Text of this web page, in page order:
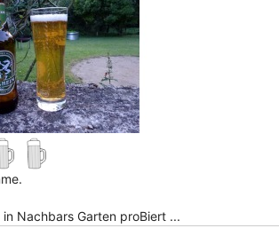
Nachbars Garten proBiert ...